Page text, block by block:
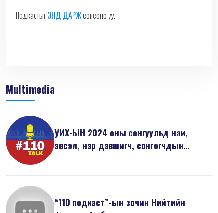
ПодкастыгЭНД ДАРЖсонсоно уу.
Multimedia
УИХ-ЫН 2024 оны сонгуульд нам,
эвсэл, нэр дэвшигч, сонгогчдын
“110 подкаст”-ын зочин Нийтийн